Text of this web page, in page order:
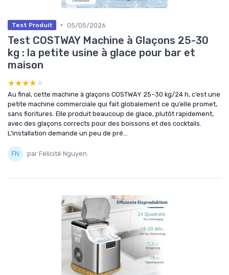
Test Produit • 05/05/2026
Test COSTWAY Machine à Glaçons 25-30
kg : la petite usine à glace pour bar et
maison
★★★★★
★★★★★
Au final, cette machine à glaçons COSTWAY 25–30 kg/24 h, c’est une
petite machine commerciale qui fait globalement ce qu’elle promet,
sans fioritures. Elle produit beaucoup de glace, plutôt rapidement,
avec des glaçons corrects pour des boissons et des cocktails.
L’installation demande un peu de pré...
par Félicité Nguyen